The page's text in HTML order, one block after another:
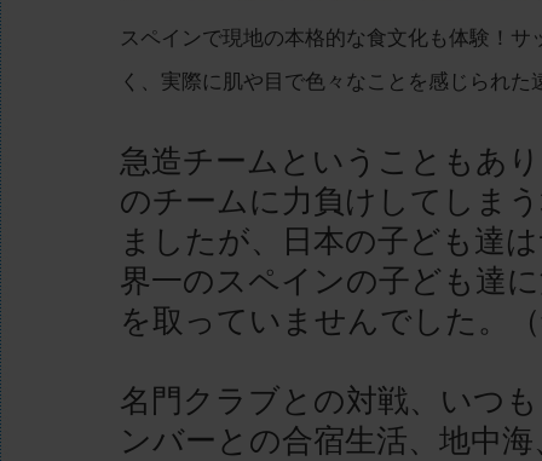
スペインで現地の本格的な食文化も体験！サ
く、実際に肌や目で色々なことを感じられた
急造チームということもあ
のチームに力負けしてしま
ましたが、日本の子ども達
界一のスペインの子ども達
を取っていませんでした。
名門クラブとの対戦、いつ
ンバーとの合宿生活、地中